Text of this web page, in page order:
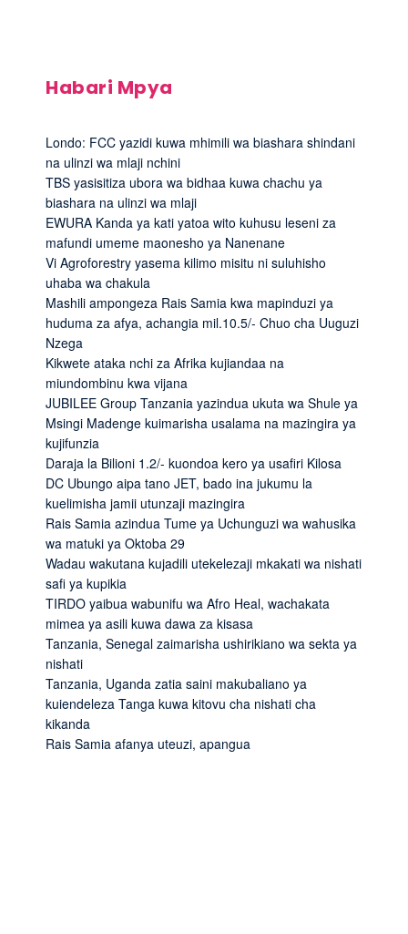
Habari Mpya
Londo: FCC yazidi kuwa mhimili wa biashara shindani
na ulinzi wa mlaji nchini
TBS yasisitiza ubora wa bidhaa kuwa chachu ya
biashara na ulinzi wa mlaji
EWURA Kanda ya kati yatoa wito kuhusu leseni za
mafundi umeme maonesho ya Nanenane
Vi Agroforestry yasema kilimo misitu ni suluhisho
uhaba wa chakula
Mashili ampongeza Rais Samia kwa mapinduzi ya
huduma za afya, achangia mil.10.5/- Chuo cha Uuguzi
Nzega
Kikwete ataka nchi za Afrika kujiandaa na
miundombinu kwa vijana
JUBILEE Group Tanzania yazindua ukuta wa Shule ya
Msingi Madenge kuimarisha usalama na mazingira ya
kujifunzia
Daraja la Bilioni 1.2/- kuondoa kero ya usafiri Kilosa
DC Ubungo aipa tano JET, bado ina jukumu la
kuelimisha jamii utunzaji mazingira
Rais Samia azindua Tume ya Uchunguzi wa wahusika
wa matuki ya Oktoba 29
Wadau wakutana kujadili utekelezaji mkakati wa nishati
safi ya kupikia
TIRDO yaibua wabunifu wa Afro Heal, wachakata
mimea ya asili kuwa dawa za kisasa
Tanzania, Senegal zaimarisha ushirikiano wa sekta ya
nishati
Tanzania, Uganda zatia saini makubaliano ya
kuiendeleza Tanga kuwa kitovu cha nishati cha
kikanda
Rais Samia afanya uteuzi, apangua